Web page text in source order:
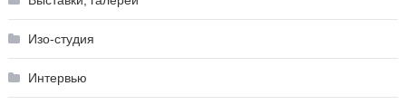
Изо-студия
Интервью